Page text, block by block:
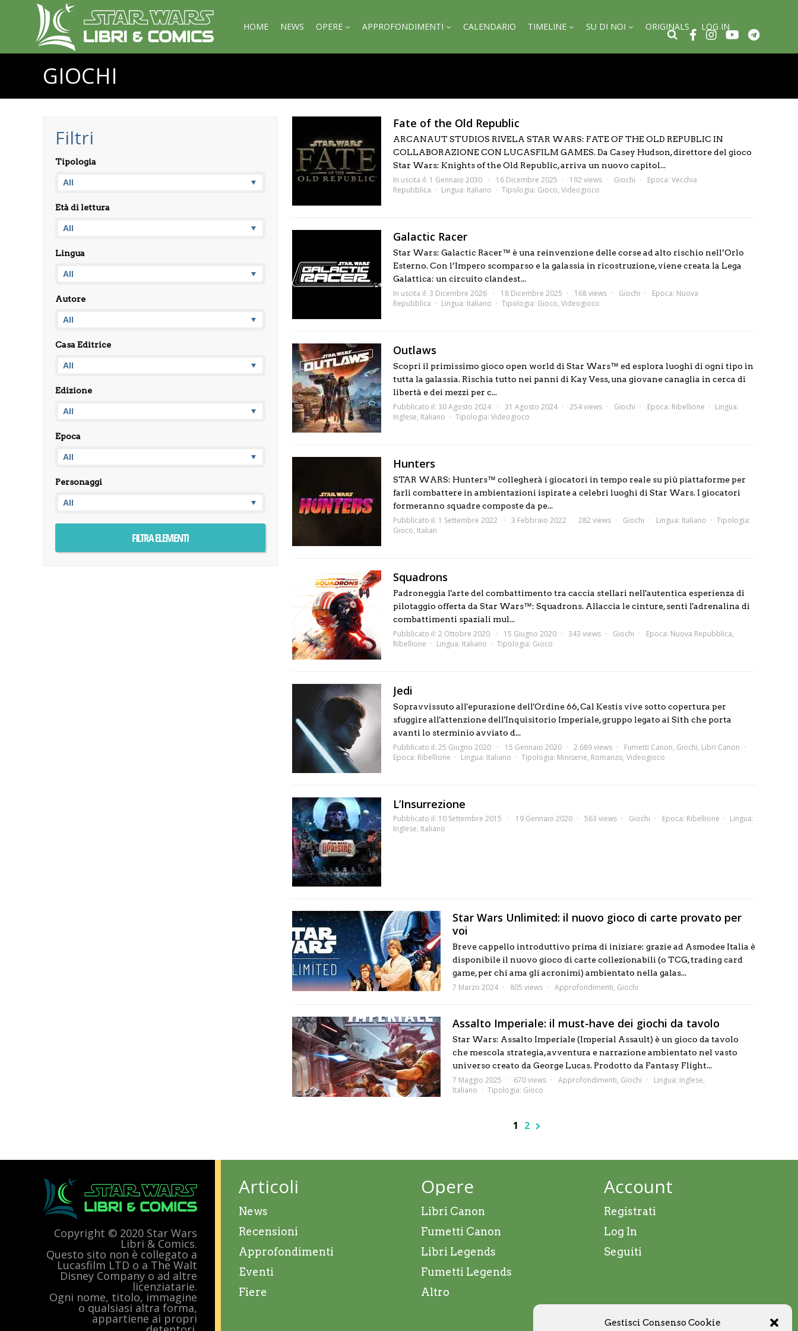
Gestisci Consenso Cookie
HOME NEWS OPERE APPROFONDIMENTI CALENDARIO TIMELINE SU DI NOI ORIGINALS LOG IN
GIOCHI
Fate of the Old Republic
ARCANAUT STUDIOS RIVELA STAR WARS: FATE OF THE OLD REPUBLIC IN
COLLABORAZIONE CON LUCASFILM GAMES. Da Casey Hudson, direttore del gioco
Star Wars: Knights of the Old Republic, arriva un nuovo capitol...
In uscita il: 1 Gennaio 2030 16 Dicembre 2025 192 views Giochi Epoca: Vecchia
Repubblica
Lingua: Italiano Tipologia: Gioco, Videogioco
Galactic Racer
Star Wars: Galactic Racer™ è una reinvenzione delle corse ad alto rischio nell’Orlo
Esterno. Con l’Impero scomparso e la galassia in ricostruzione, viene creata la Lega
Galattica: un circuito clandest...
In uscita il: 3 Dicembre 2026 18 Dicembre 2025 168 views Giochi Epoca: Nuova
Repubblica
Lingua: Italiano Tipologia: Gioco, Videogioco
Outlaws
Scopri il primissimo gioco open world di Star Wars™ ed esplora luoghi di ogni tipo in
tutta la galassia. Rischia tutto nei panni di Kay Vess, una giovane canaglia in cerca di
libertà e dei mezzi per c...
Pubblicato il: 30 Agosto 2024 31 Agosto 2024 254 views Giochi Epoca: Ribellione
Lingua:
Inglese, Italiano Tipologia: Videogioco
Hunters
STAR WARS: Hunters™ collegherà i giocatori in tempo reale su più piattaforme per
farli combattere in ambientazioni ispirate a celebri luoghi di Star Wars. I giocatori
formeranno squadre composte da pe...
Pubblicato il: 1 Settembre 2022 3 Febbraio 2022 282 views Giochi Lingua: Italiano
Tipologia:
Gioco, Italian
Squadrons
Padroneggia l'arte del combattimento tra caccia stellari nell'autentica esperienza di
pilotaggio offerta da Star Wars™: Squadrons. Allaccia le cinture, senti l'adrenalina di
combattimenti spaziali mul...
Pubblicato il: 2 Ottobre 2020 15 Giugno 2020 343 views Giochi Epoca: Nuova Repubblica,
Ribellione
Lingua: Italiano Tipologia: Gioco
Jedi
Sopravvissuto all'epurazione dell'Ordine 66, Cal Kestis vive sotto copertura per
sfuggire all'attenzione dell'Inquisitorio Imperiale, gruppo legato ai Sith che porta
avanti lo sterminio avviato d...
Pubblicato il: 25 Giugno 2020 15 Gennaio 2020 2.689 views Fumetti Canon, Giochi, Libri Canon
Epoca: Ribellione Lingua: Italiano Tipologia: Miniserie, Romanzo, Videogioco
L’Insurrezione
Pubblicato il: 10 Settembre 2015 19 Gennaio 2020 563 views Giochi Epoca: Ribellione
Lingua:
Inglese, Italiano
Star Wars Unlimited: il nuovo gioco di carte provato per
voi
Breve cappello introduttivo prima di iniziare: grazie ad Asmodee Italia è
disponibile il nuovo gioco di carte collezionabili (o TCG, trading card
game, per chi ama gli acronimi) ambientato nella galas...
7 Marzo 2024 805 views Approfondimenti, Giochi
Assalto Imperiale: il must-have dei giochi da tavolo
Star Wars: Assalto Imperiale (Imperial Assault) è un gioco da tavolo
che mescola strategia, avventura e narrazione ambientato nel vasto
universo creato da George Lucas. Prodotto da Fantasy Flight...
7 Maggio 2025 670 views Approfondimenti, Giochi Lingua: Inglese,
Italiano
Tipologia: Gioco
1 2
Filtri
Tipologia
Età di lettura
Lingua
Autore
Casa Editrice
Edizione
Epoca
Personaggi
Copyright © 2020 Star Wars
Libri & Comics.
Questo sito non è collegato a
Lucasfilm LTD o a The Walt
Disney Company o ad altre
licenziatarie.
Ogni nome, titolo, immagine
o qualsiasi altra forma,
appartiene ai propri
Articoli
News
Recensioni
Approfondimenti
Eventi
Fiere
Opere
Libri Canon
Fumetti Canon
Libri Legends
Fumetti Legends
Altro
Account
Registrati
Log In
Seguiti